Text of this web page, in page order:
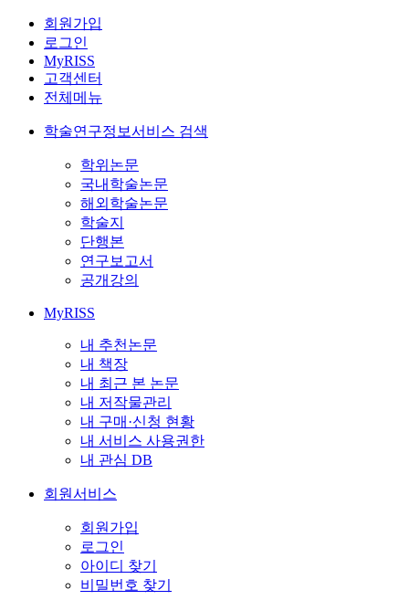
회원가입
로그인
MyRISS
고객센터
전체메뉴
학술연구정보서비스 검색
학위논문
국내학술논문
해외학술논문
학술지
단행본
연구보고서
공개강의
MyRISS
내 추천논문
내 책장
내 최근 본 논문
내 저작물관리
내 구매·신청 현황
내 서비스 사용권한
내 관심 DB
회원서비스
회원가입
로그인
아이디 찾기
비밀번호 찾기